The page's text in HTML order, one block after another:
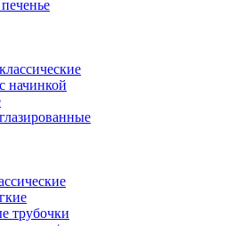
начинкой
трубочки